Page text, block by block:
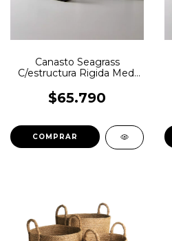
Canasto Seagrass
C/estructura Rigida Med:
$65.790